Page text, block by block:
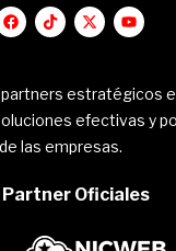
estratégicos
efectivas y
las empresas.
Oficiales